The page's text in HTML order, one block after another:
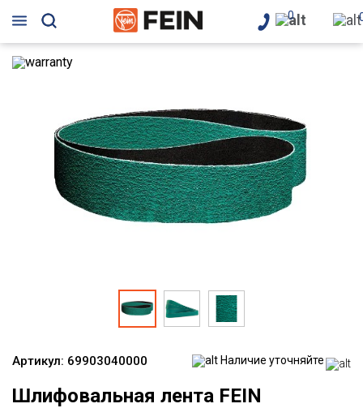
0
Артикул: 69903040000 Наличие уточняйте
Шлифовальная лента FEIN